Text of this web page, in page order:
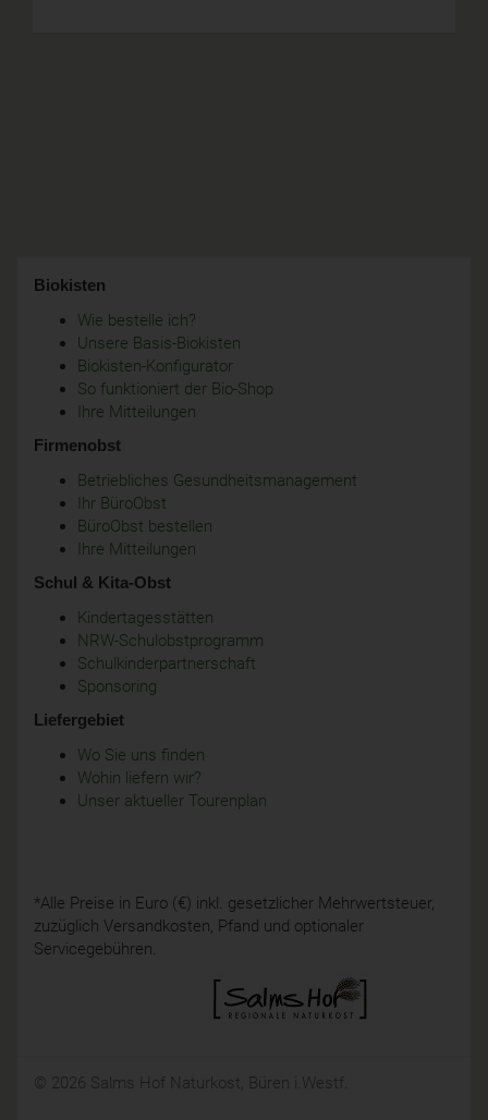
Biokisten
Wie bestelle ich?
Unsere Basis-Biokisten
Biokisten-Konfigurator
So funktioniert der Bio-Shop
Ihre Mitteilungen
Firmenobst
Betriebliches Gesundheitsmanagement
Ihr BüroObst
BüroObst bestellen
Ihre Mitteilungen
Schul & Kita-Obst
Kindertagesstätten
NRW-Schulobstprogramm
Schulkinderpartnerschaft
Sponsoring
Liefergebiet
Wo Sie uns finden
Wohin liefern wir?
Unser aktueller Tourenplan
*Alle Preise in Euro (€) inkl. gesetzlicher Mehrwertsteuer,
zuzüglich Versandkosten, Pfand und optionaler
Servicegebühren.
© 2026 Salms Hof Naturkost, Büren i.Westf.